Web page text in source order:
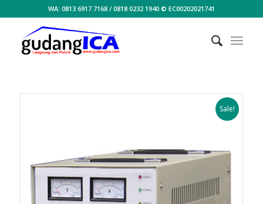
WA: 0813 6917 7168 / 0818 0232 1940 © EC00202021741
Sale!